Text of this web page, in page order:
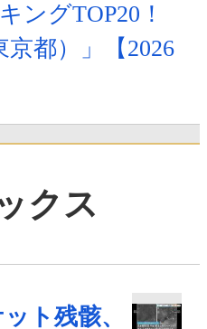
ングTOP20！
都）」【2026
クス
ト残骸、